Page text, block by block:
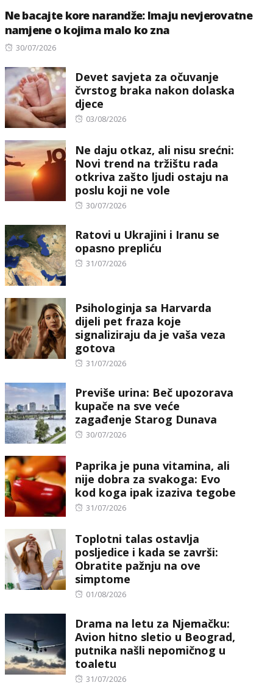
Ne bacajte kore narandže: Imaju nevjerovatne
namjene o kojima malo ko zna
Posted
30/07/2026
Devet savjeta za očuvanje
čvrstog braka nakon dolaska
djece
Posted
03/08/2026
Ne daju otkaz, ali nisu srećni:
Novi trend na tržištu rada
otkriva zašto ljudi ostaju na
poslu koji ne vole
Posted
30/07/2026
Ratovi u Ukrajini i Iranu se
opasno prepliću
Posted
31/07/2026
Psihologinja sa Harvarda
dijeli pet fraza koje
signaliziraju da je vaša veza
gotova
Posted
31/07/2026
Previše urina: Beč upozorava
kupače na sve veće
zagađenje Starog Dunava
Posted
30/07/2026
Paprika je puna vitamina, ali
nije dobra za svakoga: Evo
kod koga ipak izaziva tegobe
Posted
31/07/2026
Toplotni talas ostavlja
posljedice i kada se završi:
Obratite pažnju na ove
simptome
Posted
01/08/2026
Drama na letu za Njemačku:
Avion hitno sletio u Beograd,
putnika našli nepomičnog u
toaletu
Posted
31/07/2026